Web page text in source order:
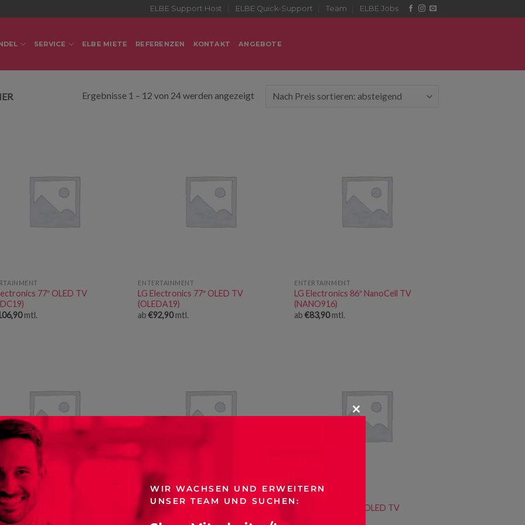
ELBE Support Host ELBE Quick-Support Team ELBE Jobs
SERVICE ELBE MIETE REFERENZEN KONTAKT ANGEBOTE
Ergebnisse 1 – 12 von 24 werden angezeigt
77″ OLED TV
mtl.
ENTERTAINMENT
LG Electronics 77″ OLED TV
(OLEDA19)
ab€92,90mtl.
ENTERTAINMENT
LG Electronics 86″ NanoCell TV
(NANO916)
ab€83,90mtl.
65″ OLED TV
ENTERTAINMENT
LG Electronics 65″ OLED TV
(OLEDC19)
LG Electronics 55″ OLED TV
CLOSE
THIS
WIR WACHSEN UND ERWEITERN
UNSER TEAM UND SUCHEN: